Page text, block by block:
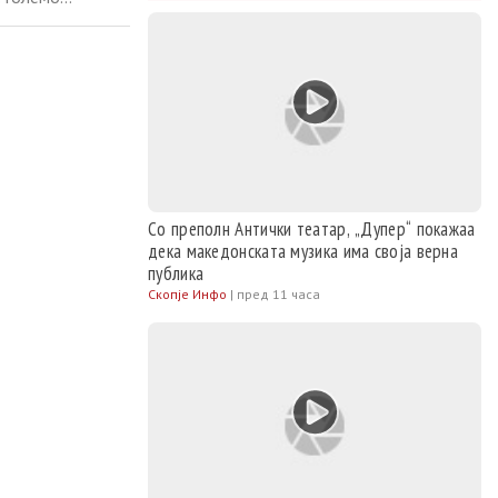
Со преполн Антички театар, „Дупер“ покажаа
дека македонската музика има своја верна
публика
Скопје Инфо | пред 11 часа